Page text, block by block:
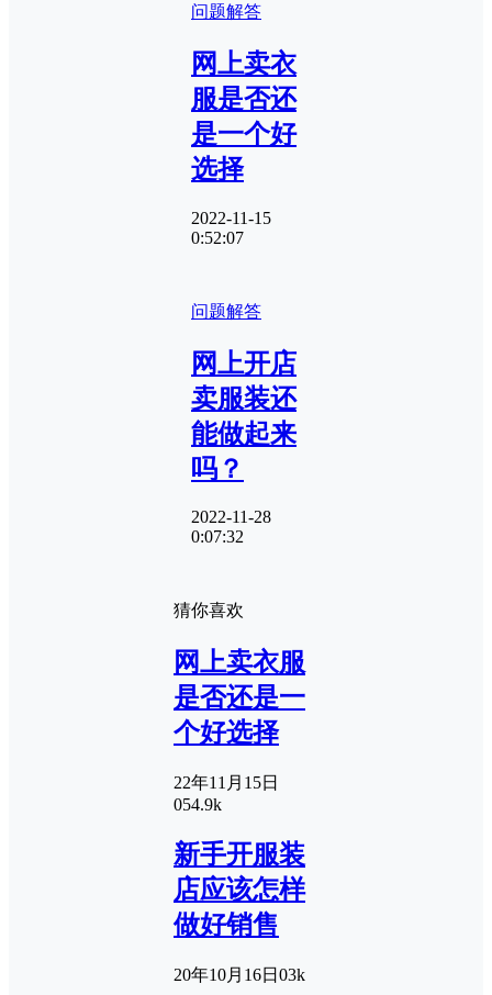
问题解答
网上卖衣
服是否还
是一个好
选择
2022-11-15
0:52:07
问题解答
网上开店
卖服装还
能做起来
吗？
2022-11-28
0:07:32
猜你喜欢
网上卖衣服
是否还是一
个好选择
22年11月15日
054.9k
新手开服装
店应该怎样
做好销售
20年10月16日 03k